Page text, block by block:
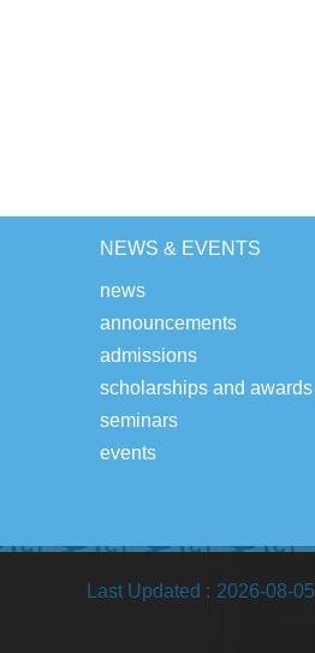
NEWS & EVENTS
news
announcements
admissions
scholarships and awards
seminars
events
Last Updated 2026-08-05